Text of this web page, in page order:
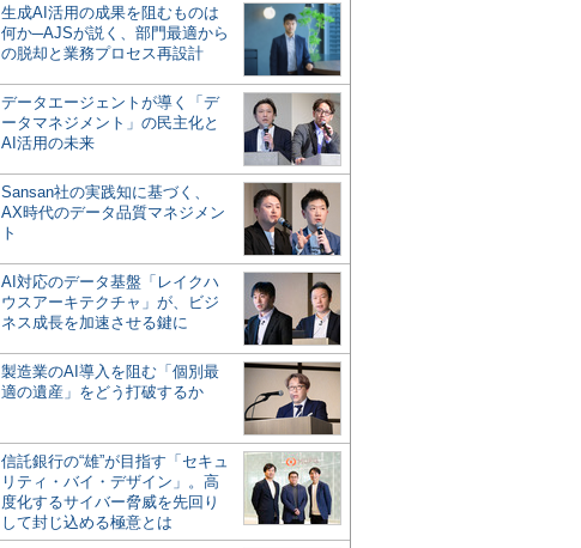
生成AI活用の成果を阻むものは
何か─AJSが説く、部門最適から
の脱却と業務プロセス再設計
データエージェントが導く「デ
ータマネジメント」の民主化と
AI活用の未来
Sansan社の実践知に基づく、
AX時代のデータ品質マネジメン
ト
AI対応のデータ基盤「レイクハ
ウスアーキテクチャ」が、ビジ
ネス成長を加速させる鍵に
製造業のAI導入を阻む「個別最
適の遺産」をどう打破するか
信託銀行の“雄”が目指す「セキュ
リティ・バイ・デザイン」。高
度化するサイバー脅威を先回り
して封じ込める極意とは